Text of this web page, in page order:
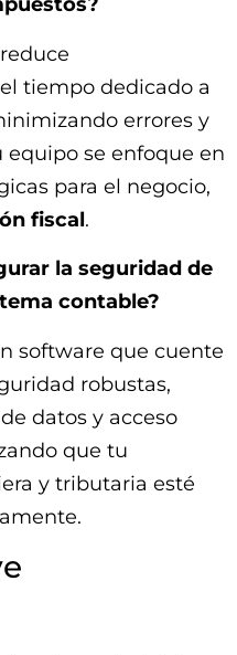
tiempo dedicado a
errores y
se enfoque en
para el negocio,
fiscal.
la seguridad de
contable?
software que cuente
robustas,
datos y acceso
que tu
y tributaria esté